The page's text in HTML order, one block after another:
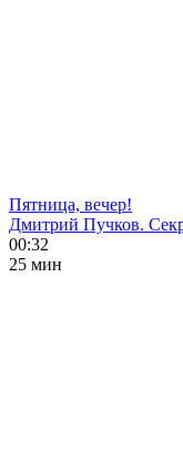
Пятница, вечер!
Дмитрий Пучков.
00:32
25 мин